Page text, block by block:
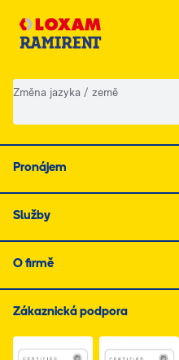
Změna jazyka / země
Pronájem
Služby
O firmě
Zákaznická podpora